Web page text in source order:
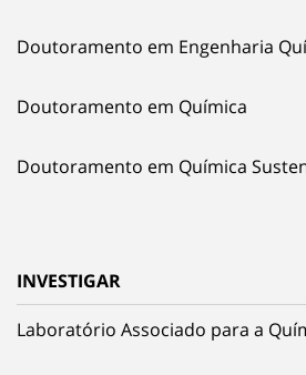
Doutoramento em Engenharia
Doutoramento em Química
Doutoramento em Química
INVESTIGAR
Laboratório Associado para a